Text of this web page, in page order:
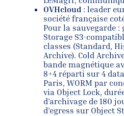
OVHcloud: leader
société française
Pour la sauvegarde :
Storage S3-
classes (Standard,
Archive). Cold
bande magnétique
8+4 réparti sur 4
Paris, WORM par
via Object Lock,
d’archivage de 180
d’egress sur Object